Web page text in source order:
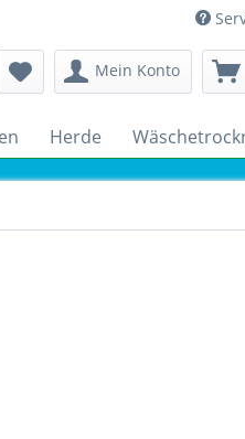
Mein Konto
Herde